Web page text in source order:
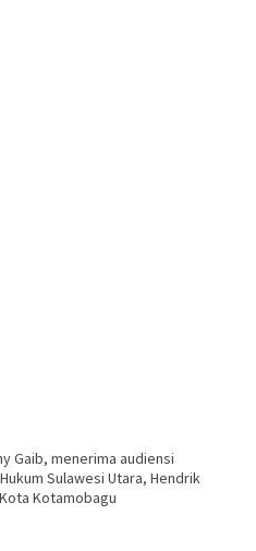
Gaib, menerima audiensi
Sulawesi Utara, Hendrik
Kotamobagu